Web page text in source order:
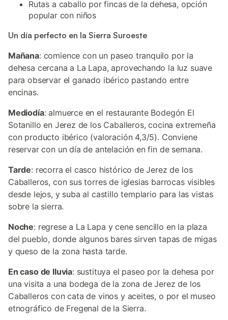
Rutas a caballo por fincas de la dehesa, opción
popular con niños
Un día perfecto en la Sierra Suroeste
Mañana: comience con un paseo tranquilo por la
dehesa cercana a La Lapa, aprovechando la luz suave
para observar el ganado ibérico pastando entre
encinas.
Mediodía: almuerce en el restaurante Bodegón El
Sotanillo en Jerez de los Caballeros, cocina extremeña
con producto ibérico (valoración 4,3/5). Conviene
reservar con un día de antelación en fin de semana.
Tarde: recorra el casco histórico de Jerez de los
Caballeros, con sus torres de iglesias barrocas visibles
desde lejos, y suba al castillo templario para las vistas
sobre la sierra.
Noche: regrese a La Lapa y cene sencillo en la plaza
del pueblo, donde algunos bares sirven tapas de migas
y queso de la zona hasta tarde.
En caso de lluvia: sustituya el paseo por la dehesa por
una visita a una bodega de la zona de Jerez de los
Caballeros con cata de vinos y aceites, o por el museo
etnográfico de Fregenal de la Sierra.